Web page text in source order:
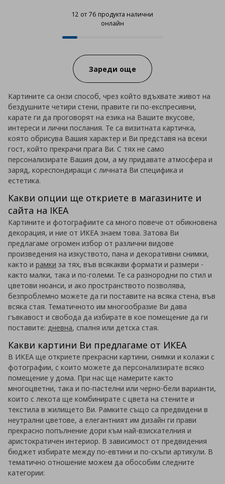
12 от 76 продукта налични
онлайн
Progress:
Зареди още
Картините са онзи способ, чрез който вдъхвате живот на
бездушните четири стени, правите ги по-експресивни,
карате ги да проговорят на езика на Вашите вкусове,
интереси и лични послания. Те са визитната картичка,
която обрисува Вашия характер и Ви представя на всеки
гост, който прекрачи прага Ви. С тях не само
персонализирате Вашия дом, а му придавате атмосфера и
заряд, кореспондиращи с личната Ви специфика и
естетика.
Какви опции ще откриете в магазините и
сайта на IKEA
Картините и фотографиите са много повече от обикновена
декорация, и ние от ИКЕА знаем това. Затова Ви
предлагаме огромен избор от различни видове
произведения на изкуството, пана и декоративни снимки,
както и рамки за тях, във всякакви формати и размери -
както малки, така и по-големи. Те са разнородни по стил и
цветови нюанси, и ако пространството позволява,
безпроблемно можете да ги поставите на всяка стена, във
всяка стая. Тематичното им многообразие Ви дава
гъвкавост и свобода да избирате в кое помещение да ги
поставите: дневна, спалня или детска стая.
Какви картини Ви предлагаме от ИКЕА
В ИКЕА ще откриете прекрасни картини, снимки и колажи с
фотографии, с които можете да персонализирате всяко
помещение у дома. При нас ще намерите както
многоцветни, така и по-пастелни или черно-бели варианти,
които с лекота ще комбинирате с цвета на стените и
текстила в жилището Ви. Рамките също са предвидени в
неутрални цветове, а елегантният им дизайн ги прави
прекрасно попълнение дори към най-взискателния и
аристократичен интериор. В зависимост от предвидения
бюджет избирате между по-евтини и по-скъпи артикули. В
тематично отношение можем да обособим следните
категории: